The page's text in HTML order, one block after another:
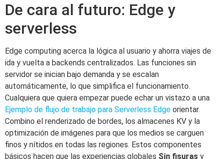
De cara al futuro: Edge y
serverless
Edge computing acerca la lógica al usuario y ahorra viajes de
ida y vuelta a backends centralizados. Las funciones sin
servidor se inician bajo demanda y se escalan
automáticamente, lo que simplifica el funcionamiento.
Cualquiera que quiera empezar puede echar un vistazo a una
Ejemplo de flujo de trabajo para Serverless Edge orientar.
Combino el renderizado de bordes, los almacenes KV y la
optimización de imágenes para que los medios se carguen
finos y nítidos en todas las regiones. Estos componentes
básicos hacen que las experiencias globales Sin fisuras y